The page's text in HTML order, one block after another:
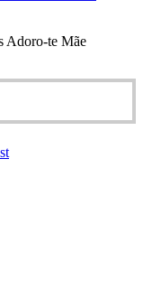
Adoro-te Mãe